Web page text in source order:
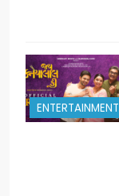
ENTERTAINMENT